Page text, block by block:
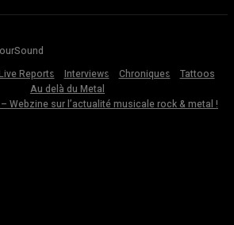
Reports Interviews Chroniques
Tattoos
Au delà du Metal
Webzine sur l’actualité musicale rock & metal !